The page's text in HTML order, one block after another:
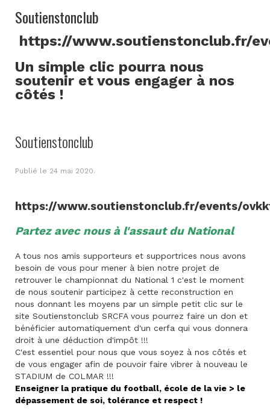
Soutienstonclub
https://www.soutienstonclub.fr/
Un simple clic pourra nous
soutenir et vous engager à nos
côtés !
Soutienstonclub
Publié le 24 mai 2020.
https://www.soutienstonclub.fr/events/
Partez avec nous à l'assaut du National
A tous nos amis supporteurs et supportrices nous avons
besoin de vous pour mener à bien notre projet de
retrouver le championnat du National 1 c'est le moment
de nous soutenir participez à cette reconstruction en
nous donnant les moyens par un simple petit clic sur le
site Soutienstonclub SRCFA vous pourrez faire un don et
bénéficier automatiquement d'un cerfa qui vous donnera
droit à une déduction d'impôt !!!
C'est essentiel pour nous que vous soyez à nos côtés et
de vous engager afin de pouvoir faire vibrer à nouveau le
STADIUM de COLMAR !!!
Enseigner la pratique du football, école de la vie > le
dépassement de soi, tolérance et respect !